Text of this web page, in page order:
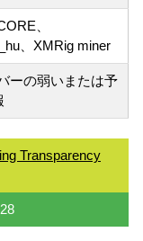
、
、XMRig miner
ーの弱いまたは予
Transparency